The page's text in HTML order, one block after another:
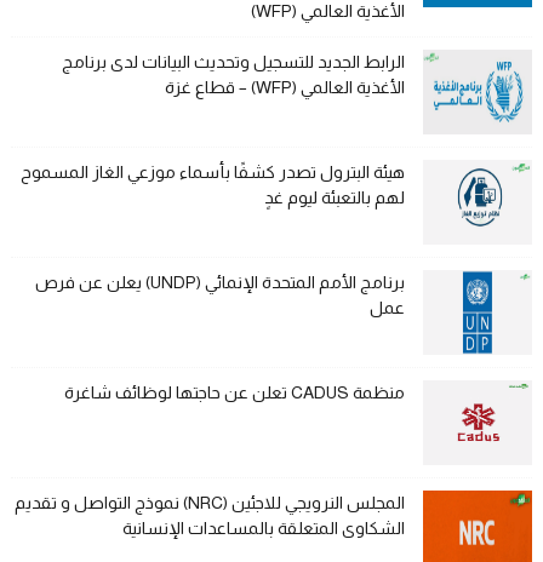
الأغذية العالمي (WFP)
الرابط الجديد للتسجيل وتحديث البيانات لدى برنامج
الأغذية العالمي (WFP) – قطاع غزة
هيئة البترول تصدر كشفًا بأسماء موزعي الغاز المسموح
لهم بالتعبئة ليوم غدٍ
برنامج الأمم المتحدة الإنمائي (UNDP) يعلن عن فرص
عمل
منظمة CADUS تعلن عن حاجتها لوظائف شاغرة
المجلس النرويجي للاجئين (NRC) نموذج التواصل و تقديم
الشكاوى المتعلقة بالمساعدات الإنسانية